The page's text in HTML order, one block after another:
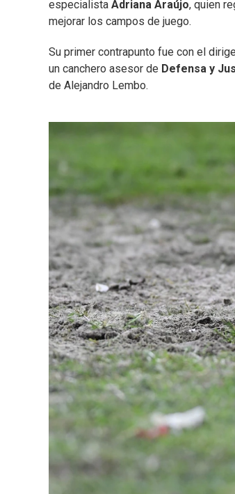
especialista Adriana Araújo, quien
mejorar los campos de juego.
Su primer contrapunto fue con el
un canchero asesor de Defensa y
de Alejandro Lembo.